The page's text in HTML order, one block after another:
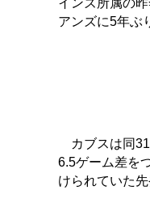
インズ所属の
アンズに5年ぶ
カブスは同31
6.5ゲーム差を
けられていた